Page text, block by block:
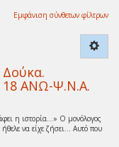
Εμφάνιση σύνθετων φίλτρων
18 ΑΝΩ-Ψ.Ν.Α.
η ιστορία…» Ο μονόλογος
να είχε ζήσει… Αυτό που